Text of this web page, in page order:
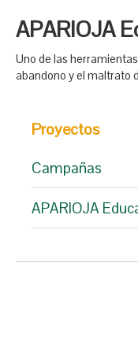
APARIOJA
Uno de las
abandono y el maltrato
Proyectos
Campañas
APARIOJA